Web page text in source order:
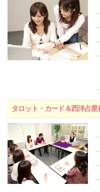
タロット・カード＆西洋占